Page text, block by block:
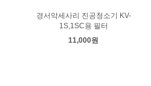
경서악세사리 진공청소기 KV-
1S,1SC용 필터
11,000원